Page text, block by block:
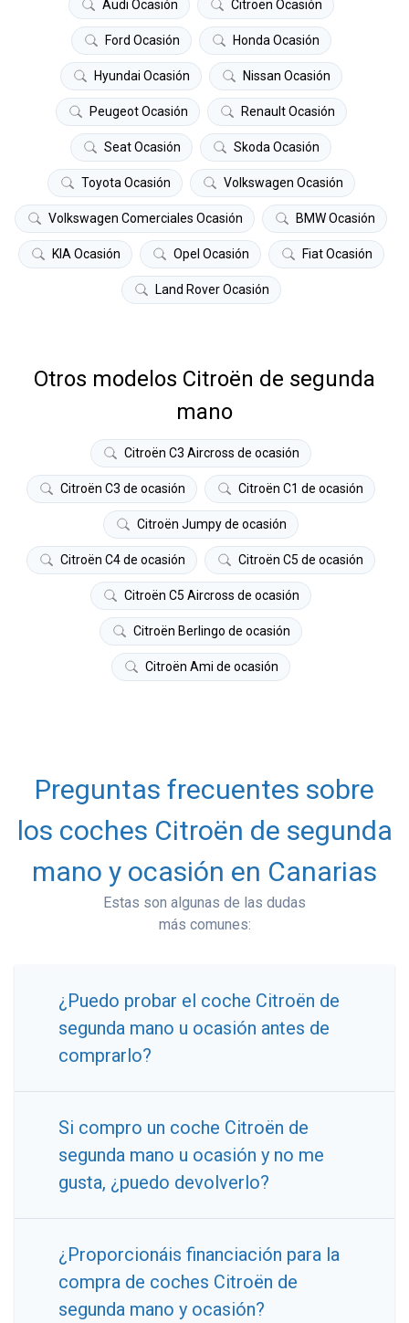
Audi Ocasión Citroën Ocasión
Ford Ocasión Honda Ocasión
Hyundai Ocasión Nissan Ocasión
Peugeot Ocasión Renault Ocasión
Seat Ocasión Skoda Ocasión
Toyota Ocasión Volkswagen Ocasión
Volkswagen Comerciales Ocasión BMW Ocasión
KIA Ocasión Opel Ocasión Fiat Ocasión
Land Rover Ocasión
Otros modelos Citroën de segunda
mano
Citroën C3 Aircross de ocasión
Citroën C3 de ocasión Citroën C1 de ocasión
Citroën Jumpy de ocasión
Citroën C4 de ocasión Citroën C5 de ocasión
Citroën C5 Aircross de ocasión
Citroën Berlingo de ocasión
Citroën Ami de ocasión
Preguntas frecuentes sobre
los coches Citroën de segunda
mano y ocasión en Canarias
Estas son algunas de las dudas
más comunes:
¿Puedo probar el coche Citroën de
segunda mano u ocasión antes de
comprarlo?
Si compro un coche Citroën de
segunda mano u ocasión y no me
gusta, ¿puedo devolverlo?
¿Proporcionáis financiación para la
compra de coches Citroën de
segunda mano y ocasión?